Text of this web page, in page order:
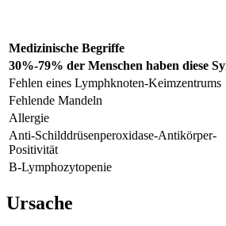
Medizinische Begriffe
30%-79% der Menschen haben diese
Fehlen eines Lymphknoten-Keimzentrums
Fehlende Mandeln
Allergie
Anti-Schilddrüsenperoxidase-Antikörper-
Positivität
B-Lymphozytopenie
Ursache